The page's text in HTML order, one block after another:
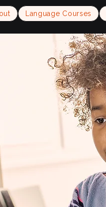
Language Courses